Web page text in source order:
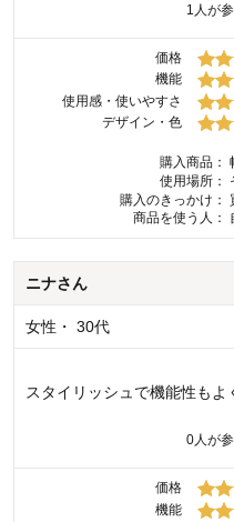
1 人が
価格
機能
使用感・使いやすさ
デザイン・色
購入商品：
使用場所：
購入のきっかけ：
商品を使う人：
ニナさん
女性 ・ 30代
スタイリッシュで機能性もよ
0人が
価格
機能